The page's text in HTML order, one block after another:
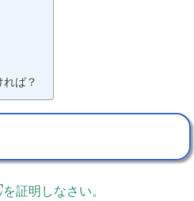
ば？
を証明しなさい。